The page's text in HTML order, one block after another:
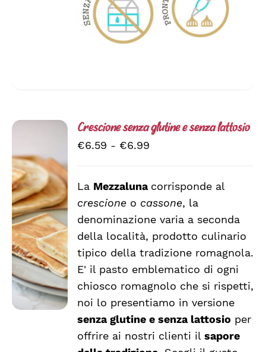
SCEGLI
QUESTO
PRODOTTO
HA
PIÙ
VARIANTI.
LE
OPZIONI
POSSONO
/
DETTAGLI
Crescione senza glutine e senza lattosio
€6.59 - €6.99
€6.59
€6.99
La Mezzaluna corrisponde al
crescione o cassone, la
denominazione varia a seconda
della località, prodotto culinario
tipico della tradizione romagnola.
E' il pasto emblematico di ogni
chiosco romagnolo che si rispetti,
noi lo presentiamo in versione
senza glutine e senza lattosio per
offrire ai nostri clienti ilsapore